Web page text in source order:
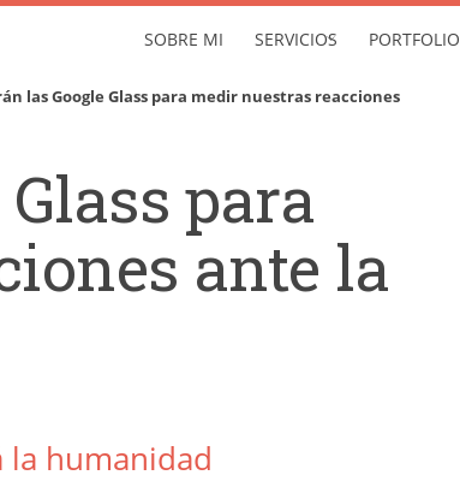
SOBRE MI SERVICIOS PORTFOLIO
las Google Glass para medir nuestras reacciones
para
ante la
la humanidad